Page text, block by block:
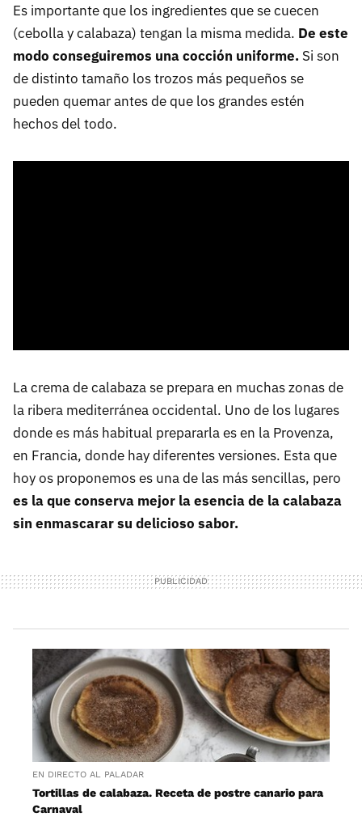
Es importante que los ingredientes que se cuecen
(cebolla y calabaza) tengan la misma medida. De este
modo conseguiremos una cocción uniforme. Si son
de distinto tamaño los trozos más pequeños se
pueden quemar antes de que los grandes estén
hechos del todo.
La crema de calabaza se prepara en muchas zonas de
la ribera mediterránea occidental. Uno de los lugares
donde es más habitual prepararla es en la Provenza,
en Francia, donde hay diferentes versiones. Esta que
hoy os proponemos es una de las más sencillas, pero
es la que conserva mejor la esencia de la calabaza
sin enmascarar su delicioso sabor.
EN DIRECTO AL PALADAR
Tortillas de calabaza. Receta de postre canario para
Carnaval